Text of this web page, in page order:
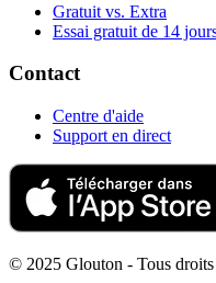
Gratuit vs. Extra
Essai gratuit de 14
Contact
Centre d'aide
Support en direct
© 2025 Glouton - Tous